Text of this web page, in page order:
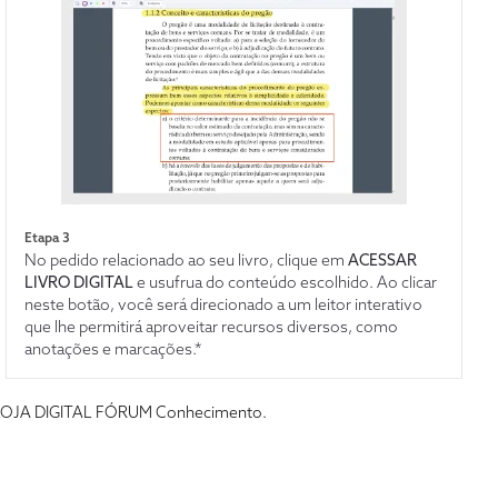
Etapa 3
No pedido relacionado ao seu livro, clique emACESSAR
LIVRO DIGITALe usufrua do conteúdo escolhido. Ao clicar
neste botão, você será direcionado a um leitor interativo
que lhe permitirá aproveitar recursos diversos, como
anotações e marcações.*
DIGITAL FÓRUM Conhecimento.